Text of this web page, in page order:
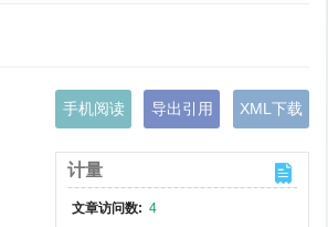
手机阅读 导出引用 XML下载
计量
文章访问数: 4